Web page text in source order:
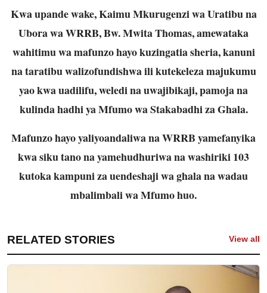
Kwa upande wake, Kaimu Mkurugenzi wa Uratibu na
Ubora wa WRRB, Bw. Mwita Thomas, amewataka
wahitimu wa mafunzo hayo kuzingatia sheria, kanuni
na taratibu walizofundishwa ili kutekeleza majukumu
yao kwa uadilifu, weledi na uwajibikaji, pamoja na
kulinda hadhi ya Mfumo wa Stakabadhi za Ghala.
Mafunzo hayo yaliyoandaliwa na WRRB yamefanyika
kwa siku tano na yamehudhuriwa na washiriki 103
kutoka kampuni za uendeshaji wa ghala na wadau
mbalimbali wa Mfumo huo.
RELATED STORIES View all